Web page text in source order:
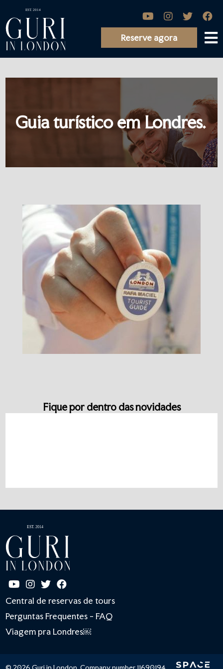
Reserve agora
Guia turístico em Londres.
Fique por dentro das novidades
Central de reservas de tours
Perguntas Frequentes - FAQ
Viagem pra Londres￼